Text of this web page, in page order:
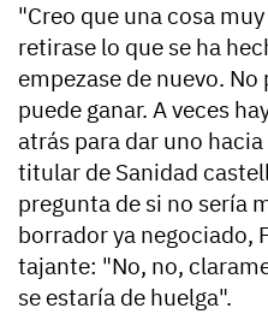
"Creo que una cosa
retirase lo que se ha
empezase de nuevo.
puede ganar. A veces
atrás para dar uno
titular de Sanidad
pregunta de si no sería
borrador ya negociado,
tajante: "No, no,
se estaría de huelga".